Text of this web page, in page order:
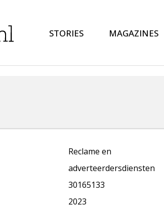
STORIES MAGAZINES
Reclame en
adverteerdersdiensten
30165133
2023